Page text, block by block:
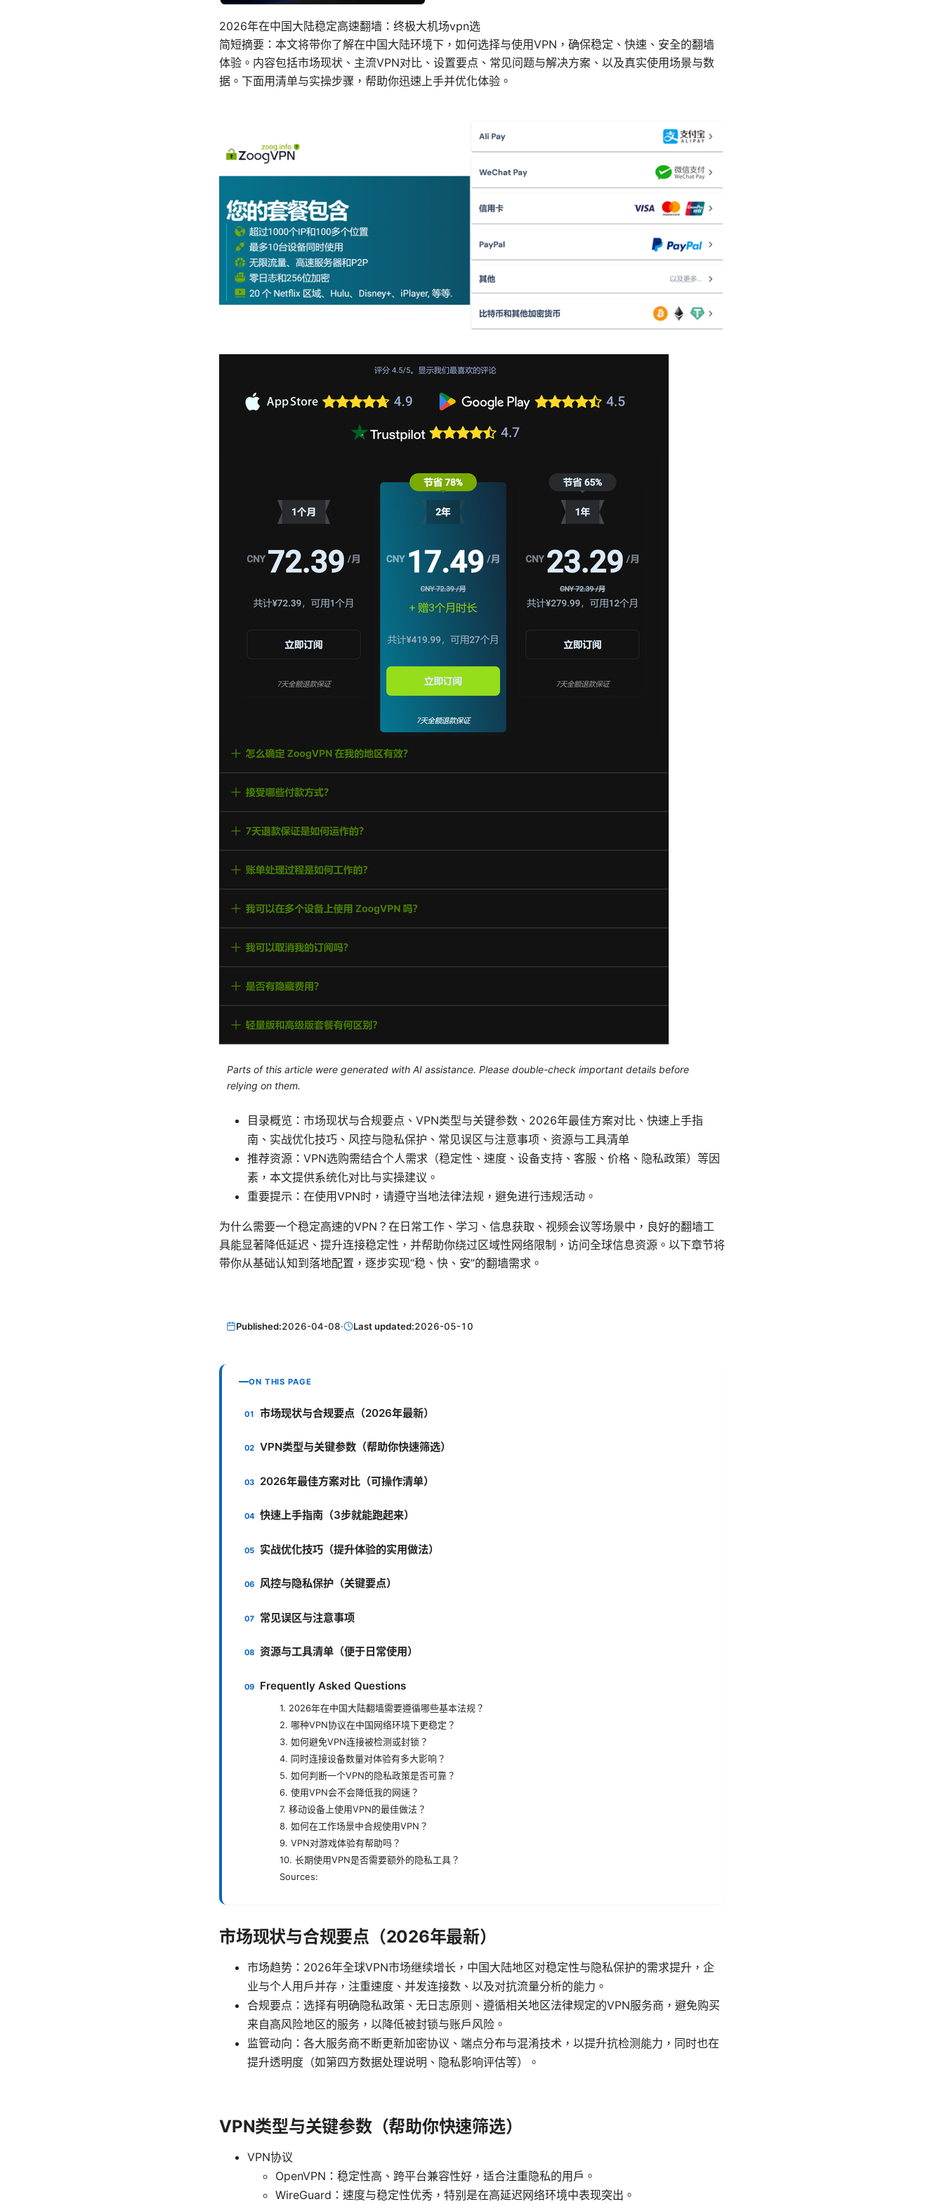
2026年在中国大陆稳定高速翻墙：终极大机场vpn选
简短摘要：本文将带你了解在中国大陆环境下，如何选择与使用VPN，确保稳定、快速、安全的翻墙
体验。内容包括市场现状、主流VPN对比、设置要点、常见问题与解决方案、以及真实使用场景与数
据。下面用清单与实操步骤，帮助你迅速上手并优化体验。
Parts of this article were generated with AI assistance. Please double-check important details before
relying on them.
目录概览：市场现状与合规要点、VPN类型与关键参数、2026年最佳方案对比、快速上手指
南、实战优化技巧、风控与隐私保护、常见误区与注意事项、资源与工具清单
推荐资源：VPN选购需结合个人需求（稳定性、速度、设备支持、客服、价格、隐私政策）等因
素，本文提供系统化对比与实操建议。
重要提示：在使用VPN时，请遵守当地法律法规，避免进行违规活动。
为什么需要一个稳定高速的VPN？在日常工作、学习、信息获取、视频会议等场景中，良好的翻墙工
具能显著降低延迟、提升连接稳定性，并帮助你绕过区域性网络限制，访问全球信息资源。以下章节将
带你从基础认知到落地配置，逐步实现“稳、快、安”的翻墙需求。
Published:2026-04-08· Last updated:2026-05-10
ON THIS PAGE
市场现状与合规要点（2026年最新）
VPN类型与关键参数（帮助你快速筛选）
2026年最佳方案对比（可操作清单）
快速上手指南（3步就能跑起来）
实战优化技巧（提升体验的实用做法）
风控与隐私保护（关键要点）
常见误区与注意事项
资源与工具清单（便于日常使用）
Frequently Asked Questions
1. 2026年在中国大陆翻墙需要遵循哪些基本法规？
2. 哪种VPN协议在中国网络环境下更稳定？
3. 如何避免VPN连接被检测或封锁？
4. 同时连接设备数量对体验有多大影响？
5. 如何判断一个VPN的隐私政策是否可靠？
6. 使用VPN会不会降低我的网速？
7. 移动设备上使用VPN的最佳做法？
8. 如何在工作场景中合规使用VPN？
9. VPN对游戏体验有帮助吗？
10. 长期使用VPN是否需要额外的隐私工具？
Sources:
市场现状与合规要点（2026年最新）
市场趋势：2026年全球VPN市场继续增长，中国大陆地区对稳定性与隐私保护的需求提升，企
业与个人用户并存，注重速度、并发连接数、以及对抗流量分析的能力。
合规要点：选择有明确隐私政策、无日志原则、遵循相关地区法律规定的VPN服务商，避免购买
来自高风险地区的服务，以降低被封锁与账户风险。
监管动向：各大服务商不断更新加密协议、端点分布与混淆技术，以提升抗检测能力，同时也在
提升透明度（如第四方数据处理说明、隐私影响评估等）。
VPN类型与关键参数（帮助你快速筛选）
VPN协议
OpenVPN：稳定性高、跨平台兼容性好，适合注重隐私的用户。
WireGuard：速度与稳定性优秀，特别是在高延迟网络环境中表现突出。